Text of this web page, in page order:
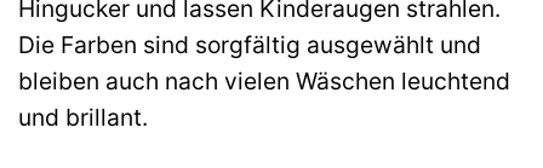
Hingucker und lassen Kinderaugen strahlen.
Die Farben sind sorgfältig ausgewählt und
bleiben auch nach vielen Wäschen leuchtend
und brillant.